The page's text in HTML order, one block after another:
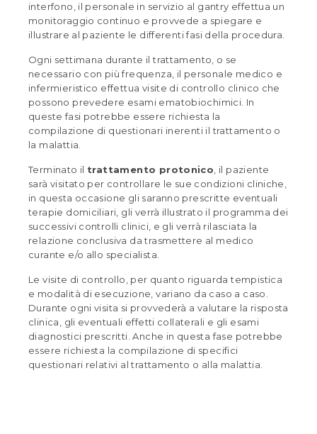
interfono, il personale in servizio al gantry effettua un
monitoraggio continuo e provvede a spiegare e
illustrare al paziente le differenti fasi della procedura.
Ogni settimana durante il trattamento, o se
necessario con più frequenza, il personale medico e
infermieristico effettua visite di controllo clinico che
possono prevedere esami ematobiochimici. In
queste fasi potrebbe essere richiesta la
compilazione di questionari inerenti il trattamento o
la malattia.
Terminato il trattamento protonico , il paziente
sarà visitato per controllare le sue condizioni cliniche,
in questa occasione gli saranno prescritte eventuali
terapie domiciliari, gli verrà illustrato il programma dei
successivi controlli clinici, e gli verrà rilasciata la
relazione conclusiva da trasmettere al medico
curante e/o allo specialista.
Le visite di controllo, per quanto riguarda tempistica
e modalità di esecuzione, variano da caso a caso.
Durante ogni visita si provvederà a valutare la risposta
clinica, gli eventuali effetti collaterali e gli esami
diagnostici prescritti. Anche in questa fase potrebbe
essere richiesta la compilazione di specifici
questionari relativi al trattamento o alla malattia.